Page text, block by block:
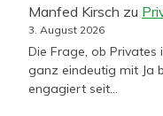
Manfed Kirsch zu
3. August 2026
Die Frage, ob
ganz eindeutig mit Ja
engagiert seit…